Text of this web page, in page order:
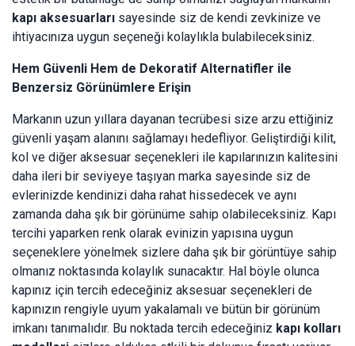
kapı aksesuarları sayesinde siz de kendi zevkinize ve
ihtiyacınıza uygun seçeneği kolaylıkla bulabileceksiniz.
Hem Güvenli Hem de Dekoratif Alternatifler ile
Benzersiz Görünümlere Erişin
Markanın uzun yıllara dayanan tecrübesi size arzu ettiğiniz
güvenli yaşam alanını sağlamayı hedefliyor. Geliştirdiği kilit,
kol ve diğer aksesuar seçenekleri ile kapılarınızın kalitesini
daha ileri bir seviyeye taşıyan marka sayesinde siz de
evlerinizde kendinizi daha rahat hissedecek ve aynı
zamanda daha şık bir görünüme sahip olabileceksiniz. Kapı
tercihi yaparken renk olarak evinizin yapısına uygun
seçeneklere yönelmek sizlere daha şık bir görüntüye sahip
olmanız noktasında kolaylık sunacaktır. Hal böyle olunca
kapınız için tercih edeceğiniz aksesuar seçenekleri de
kapınızın rengiyle uyum yakalamalı ve bütün bir görünüm
imkanı tanımalıdır. Bu noktada tercih edeceğiniz kapı kolları